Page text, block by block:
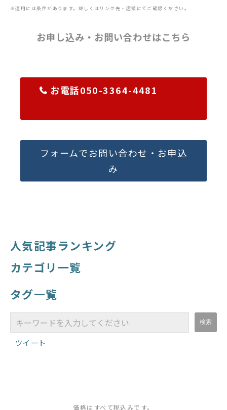
※適用には条件があります。詳しくはリンク先・店頭にてご確認ください。
お申し込み・お問い合わせはこちら
お電話050-3364-4481
フォームでお問い合わせ・お申込
み
人気記事ランキング
カテゴリ一覧
タグ一覧
ツイート
価格はすべて税込みです。